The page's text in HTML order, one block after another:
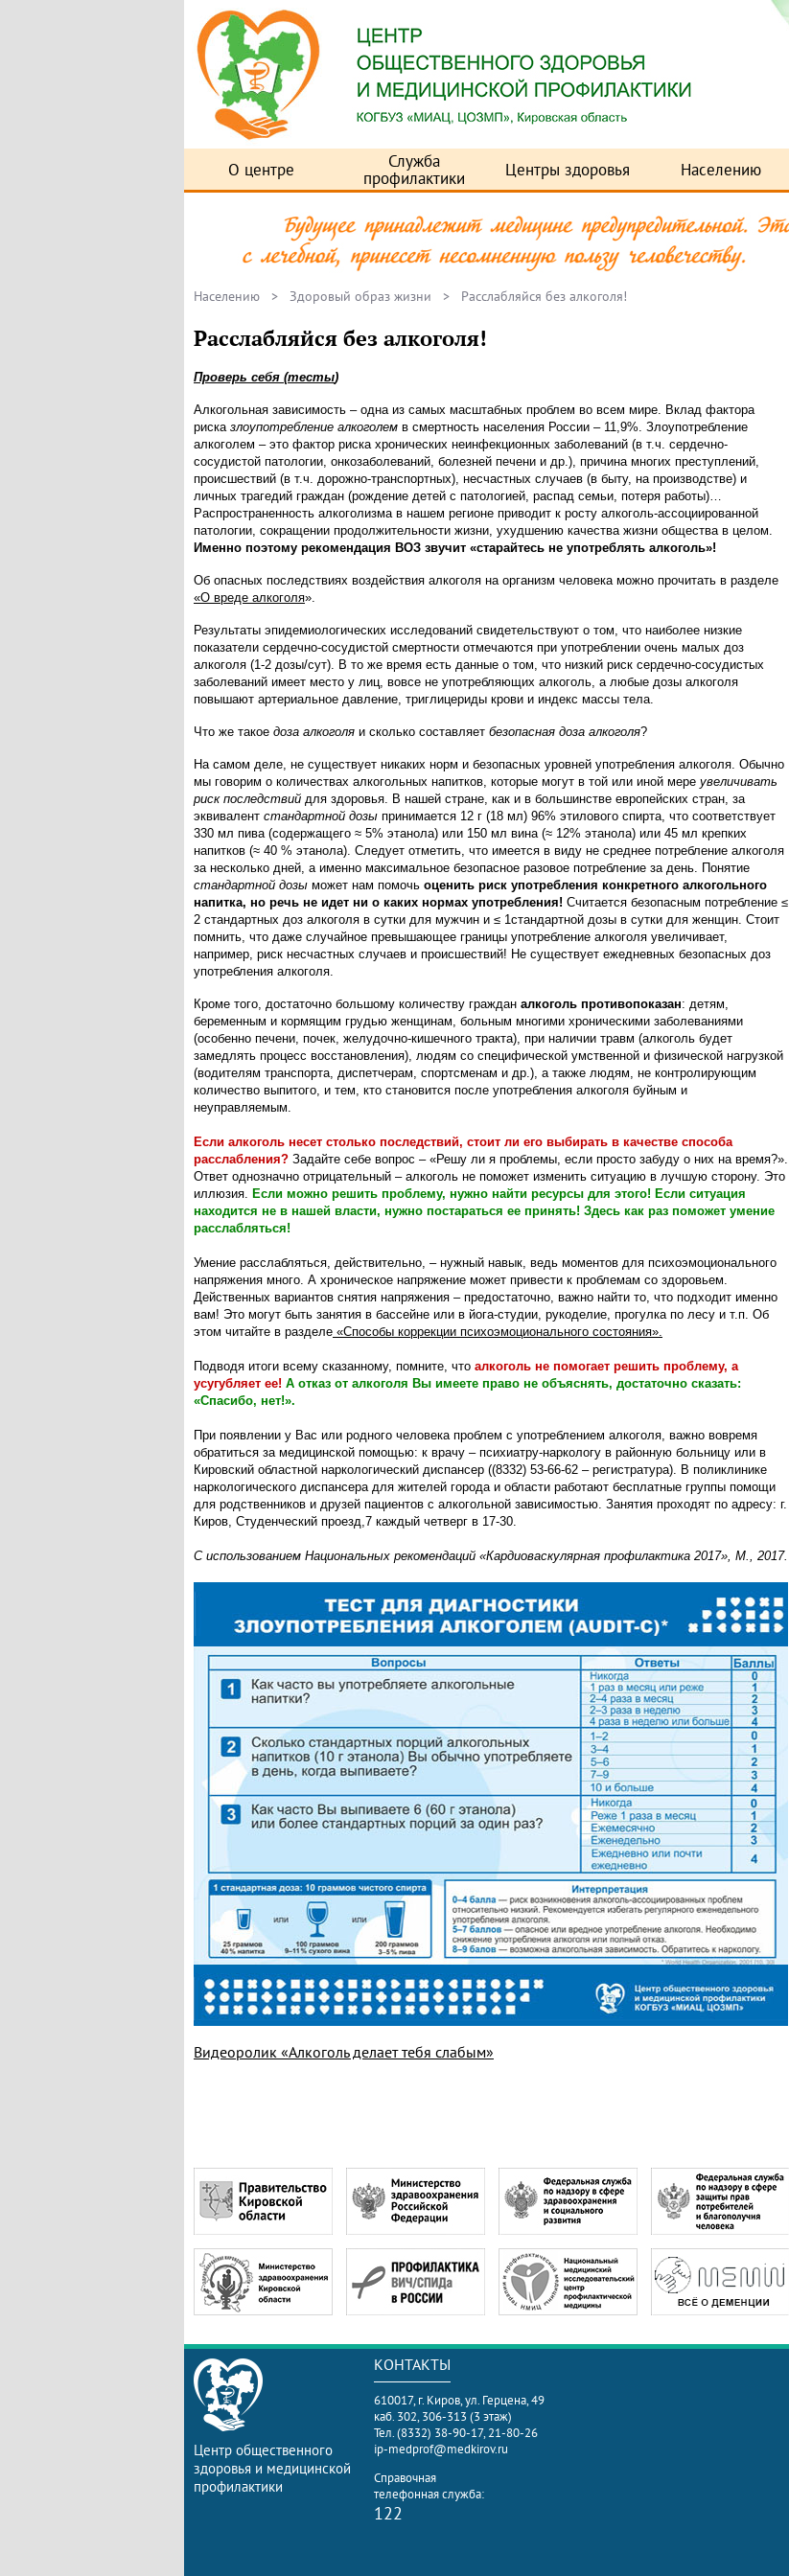
О центре
Служба
профилактики
Центры здоровья Населению
Населению > Здоровый образ жизни > Расслабляйся без алкоголя!
Расслабляйся без алкоголя!
Проверь себя (тесты)
Алкогольная зависимость – одна из самых масштабных проблем во всем мире. Вклад фактора
риска злоупотребление алкоголем в смертность населения России – 11,9%. Злоупотребление
алкоголем – это фактор риска хронических неинфекционных заболеваний (в т.ч. сердечно-
сосудистой патологии, онкозаболеваний, болезней печени и др.), причина многих преступлений,
происшествий (в т.ч. дорожно-транспортных), несчастных случаев (в быту, на производстве) и
личных трагедий граждан (рождение детей с патологией, распад семьи, потеря работы)…
Распространенность алкоголизма в нашем регионе приводит к росту алкоголь-ассоциированной
патологии, сокращении продолжительности жизни, ухудшению качества жизни общества в целом.
Именно поэтому рекомендация ВОЗ звучит «старайтесь не употреблять алкоголь»!
Об опасных последствиях воздействия алкоголя на организм человека можно прочитать в разделе
«О вреде алкоголя».
Результаты эпидемиологических исследований свидетельствуют о том, что наиболее низкие
показатели сердечно-сосудистой смертности отмечаются при употреблении очень малых доз
алкоголя (1-2 дозы/сут). В то же время есть данные о том, что низкий риск сердечно-сосудистых
заболеваний имеет место у лиц, вовсе не употребляющих алкоголь, а любые дозы алкоголя
повышают артериальное давление, триглицериды крови и индекс массы тела.
Что же такое доза алкоголя и сколько составляет безопасная доза алкоголя?
На самом деле, не существует никаких норм и безопасных уровней употребления алкоголя. Обычно
мы говорим о количествах алкогольных напитков, которые могут в той или иной мере увеличивать
риск последствий для здоровья. В нашей стране, как и в большинстве европейских стран, за
эквивалент стандартной дозы принимается 12 г (18 мл) 96% этилового спирта, что соответствует
330 мл пива (содержащего ≈ 5% этанола) или 150 мл вина (≈ 12% этанола) или 45 мл крепких
напитков (≈ 40 % этанола). Следует отметить, что имеется в виду не среднее потребление алкоголя
за несколько дней, а именно максимальное безопасное разовое потребление за день. Понятие
стандартной дозы может нам помочь оценить риск употребления конкретного алкогольного
напитка, но речь не идет ни о каких нормах употребления! Считается безопасным потребление ≤
2 стандартных доз алкоголя в сутки для мужчин и ≤ 1стандартной дозы в сутки для женщин. Стоит
помнить, что даже случайное превышающее границы употребление алкоголя увеличивает,
например, риск несчастных случаев и происшествий! Не существует ежедневных безопасных доз
употребления алкоголя.
Кроме того, достаточно большому количеству граждан алкоголь противопоказан: детям,
беременным и кормящим грудью женщинам, больным многими хроническими заболеваниями
(особенно печени, почек, желудочно-кишечного тракта), при наличии травм (алкоголь будет
замедлять процесс восстановления), людям со специфической умственной и физической нагрузкой
(водителям транспорта, диспетчерам, спортсменам и др.), а также людям, не контролирующим
количество выпитого, и тем, кто становится после употребления алкоголя буйным и
неуправляемым.
Если алкоголь несет столько последствий, стоит ли его выбирать в качестве способа
расслабления? Задайте себе вопрос – «Решу ли я проблемы, если просто забуду о них на время?».
Ответ однозначно отрицательный – алкоголь не поможет изменить ситуацию в лучшую сторону. Это
иллюзия. Если можно решить проблему, нужно найти ресурсы для этого! Если ситуация
находится не в нашей власти, нужно постараться ее принять! Здесь как раз поможет умение
расслабляться!
Умение расслабляться, действительно, – нужный навык, ведь моментов для психоэмоционального
напряжения много. А хроническое напряжение может привести к проблемам со здоровьем.
Действенных вариантов снятия напряжения – предостаточно, важно найти то, что подходит именно
вам! Это могут быть занятия в бассейне или в йога-студии, рукоделие, прогулка по лесу и т.п. Об
этом читайте в разделе «Способы коррекции психоэмоционального состояния».
Подводя итоги всему сказанному, помните, что алкоголь не помогает решить проблему, а
усугубляет ее! А отказ от алкоголя Вы имеете право не объяснять, достаточно сказать:
«Спасибо, нет!».
При появлении у Вас или родного человека проблем с употреблением алкоголя, важно вовремя
обратиться за медицинской помощью: к врачу – психиатру-наркологу в районную больницу или в
Кировский областной наркологический диспансер ((8332) 53-66-62 – регистратура). В поликлинике
наркологического диспансера для жителей города и области работают бесплатные группы помощи
для родственников и друзей пациентов с алкогольной зависимостью. Занятия проходят по адресу: г.
Киров, Студенческий проезд,7 каждый четверг в 17-30.
С использованием Национальных рекомендаций «Кардиоваскулярная профилактика 2017», М., 2017.
Видеоролик «Алкоголь делает тебя слабым»
Центр общественного
здоровья и медицинской
профилактики
КОНТАКТЫ
610017, г. Киров, ул. Герцена, 49
каб. 302, 306-313 (3 этаж)
Тел. (8332) 38-90-17, 21-80-26
ip-medprof@medkirov.ru
Справочная
телефонная служба:
122